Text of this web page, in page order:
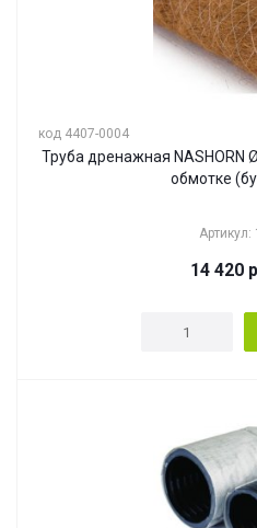
код 4407-0004
Труба дренажная NASHORN
обмотке
Артикул:
14 420